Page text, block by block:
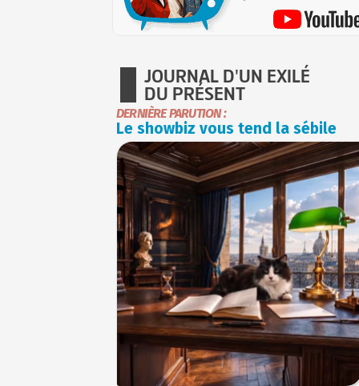
JOURNAL D'UN EXILÉ
DU PRÉSENT
DERNIÈRE PARUTION :
Le showbiz vous tend la sébile